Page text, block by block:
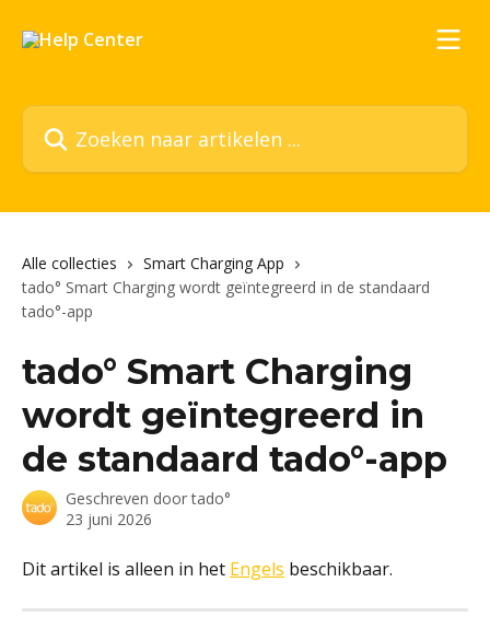
Zoeken naar artikelen ...
Alle collecties
Smart Charging App
tado° Smart Charging wordt geïntegreerd in de standaard
tado°-app
tado° Smart Charging
wordt geïntegreerd in
de standaard tado°-app
Geschreven doortado°
23 juni 2026
Dit artikel is alleen in het Engels beschikbaar.